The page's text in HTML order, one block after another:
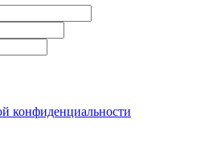
конфиденциальности